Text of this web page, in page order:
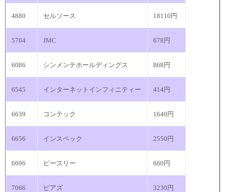
4880 セルソース 18110円
5704 JMC 678円
6086 シンメンテホールディングス 868円
6545 インターネットインフィニティー 414円
6639 コンテック 1640円
6656 インスペック 2550円
6696 ピースリー 660円
7066 ピアズ 3230円